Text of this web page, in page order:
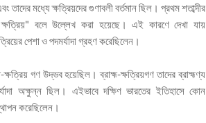
মধ্যে ক্ষত্রিয়দের গুণাবলী বর্তমান ছিল। প্রথম শতাব্দীর
বলে উল্লেখ করা হয়েছে। এই কারণে দেখা যায়
পেশা ও পদমর্যাদা গ্রহণ করেছিলেন।
গণ উদ্ভব হয়েছিল। ব্রাহ্ম-ক্ষত্রিয়গণ তাদের ব্রাহ্মণ্য
অক্ষুন্ন ছিল। এইভাবে দক্ষিণ ভারতের ইতিহাসে কোন
করেছিলেন।